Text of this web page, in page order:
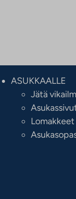
ASUKKAALLE
Jätä
Lomakkeet